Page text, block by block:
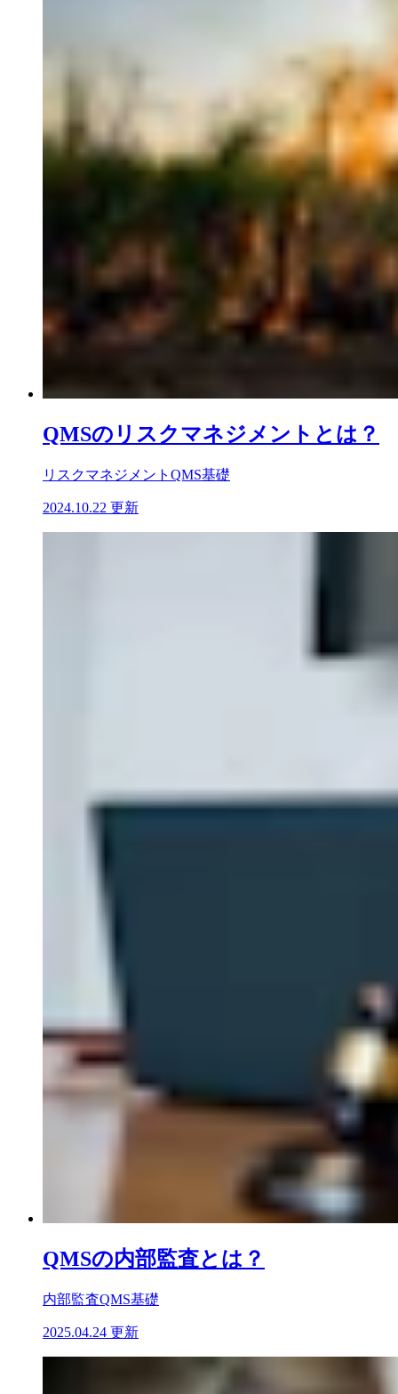
QMSのリスクマネジメントとは？
リスクマネジメント QMS基礎
2024.10.22 更新
QMSの内部監査とは？
内部監査QMS基礎
2025.04.24 更新